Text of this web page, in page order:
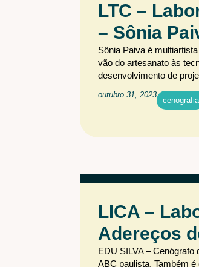
ÁREA DE
ATUAÇÃO
Audiovisual Cenografia
Iluminação
Iluminação Arquitetural
Maquiagem e caracterização
PROGRAMAS
Flash de ideias
Laboratórios
Livro
Tecnologia
LTC –
– Sônia
Sônia Paiva é
vão do artesanato às
desenvolvimento de
outubro 31, 2023
cenografia
LICA –
Adereços
EDU SILVA – Cenógrafo
ABC paulista. Também